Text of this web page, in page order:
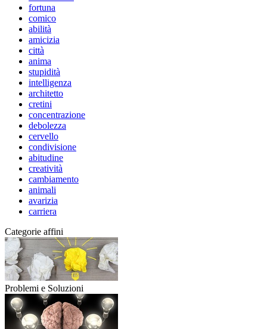
fortuna
comico
abilità
amicizia
città
anima
stupidità
intelligenza
architetto
cretini
concentrazione
debolezza
cervello
condivisione
abitudine
creatività
cambiamento
animali
avarizia
carriera
Categorie affini
Problemi e Soluzioni